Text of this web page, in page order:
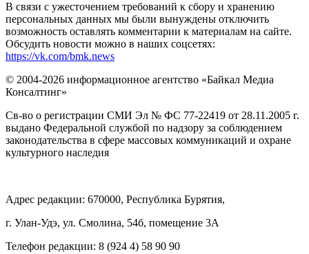
В связи с ужесточением требований к сбору и хранению
персональных данных мы были вынуждены отключить
возможность оставлять комментарии к материалам на сайте.
Обсудить новости можно в наших соцсетях:
https://vk.com/bmk.news
© 2004-2026 информационное агентство «Байкал Медиа
Консалтинг»
Св-во о регистрации СМИ Эл № ФС 77-22419 от 28.11.2005 г.
выдано Федеральной службой по надзору за соблюдением
законодательства в сфере массовых коммуникаций и охране
культурного наследия
Адрес редакции: 670000, Республика Бурятия,
г. Улан-Удэ, ул. Смолина, 54б, помещение 3А
Телефон редакции: ‎‎8 (924 4) 58 90 90